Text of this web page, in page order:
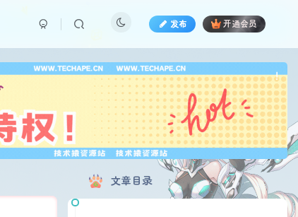
发布 开通会员
!
文章目录